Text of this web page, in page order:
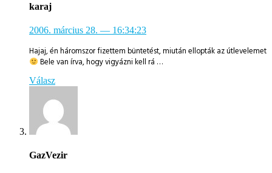
karaj
2006. március 28. — 16:34:23
Hajaj, én háromszor fizettem büntetést, miután ellopták az útlevelemet
Bele van írva, hogy vigyázni kell rá …
Válasz
GazVezir